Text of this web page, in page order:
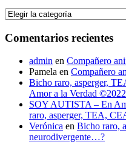
Categorías
Comentarios recientes
admin en Compañero
Pamela en Compañero
Bicho raro, asperger,
Amor a la Verdad ©2022
SOY AUTISTA – En
raro, asperger, TEA,
Verónica en Bicho raro,
neurodivergente…?